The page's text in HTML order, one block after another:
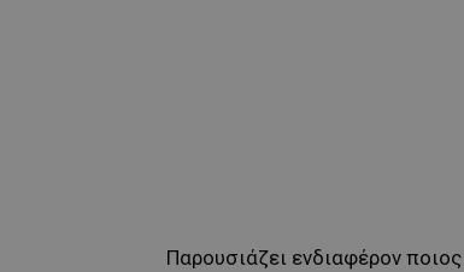
Παρουσιάζει ενδιαφέρον